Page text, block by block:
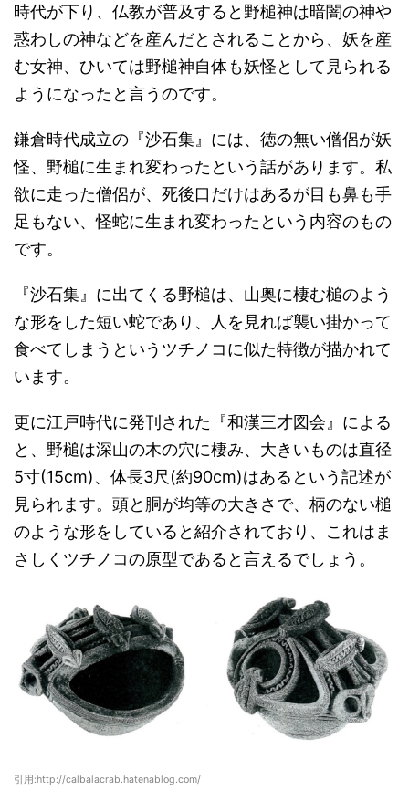
時代が下り、仏教が普及すると野槌神は暗闇の神や
惑わしの神などを産んだとされることから、妖を産
む女神、ひいては野槌神自体も妖怪として見られる
ようになったと言うのです。
鎌倉時代成立の『沙石集』には、徳の無い僧侶が妖
怪、野槌に生まれ変わったという話があります。私
欲に走った僧侶が、死後口だけはあるが目も鼻も手
足もない、怪蛇に生まれ変わったという内容のもの
です。
『沙石集』に出てくる野槌は、山奥に棲む槌のよう
な形をした短い蛇であり、人を見れば襲い掛かって
食べてしまうというツチノコに似た特徴が描かれて
います。
更に江戸時代に発刊された『和漢三才図会』による
と、野槌は深山の木の穴に棲み、大きいものは直径
5寸(15cm)、体長3尺(約90cm)はあるという記述が
見られます。頭と胴が均等の大きさで、柄のない槌
のような形をしていると紹介されており、これはま
さしくツチノコの原型であると言えるでしょう。
引用:http://calbalacrab.hatenablog.com/